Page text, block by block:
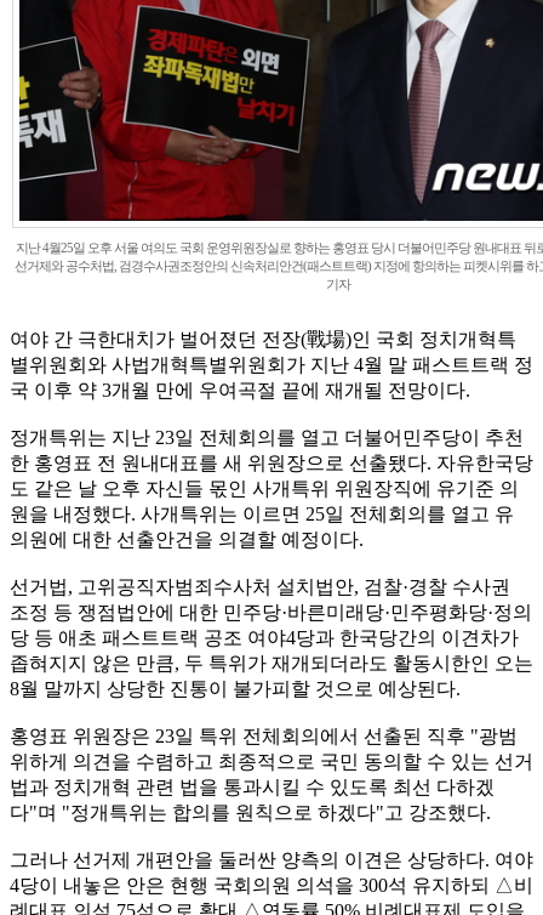
지난 4월25일 오후 서울 여의도 국회 운영위원장실로 향하는 홍영표 당시 더불어민주당 원내대표 뒤
선거제와 공수처법, 검경수사권조정안의 신속처리안건(패스트트랙) 지정에 항의하는 피켓시위를 하
기자
여야 간 극한대치가 벌어졌던 전장(戰場)인 국회 정치개혁특
별위원회와 사법개혁특별위원회가 지난 4월 말 패스트트랙 정
국 이후 약 3개월 만에 우여곡절 끝에 재개될 전망이다.
정개특위는 지난 23일 전체회의를 열고 더불어민주당이 추천
한 홍영표 전 원내대표를 새 위원장으로 선출됐다. 자유한국당
도 같은 날 오후 자신들 몫인 사개특위 위원장직에 유기준 의
원을 내정했다. 사개특위는 이르면 25일 전체회의를 열고 유
의원에 대한 선출안건을 의결할 예정이다.
선거법, 고위공직자범죄수사처 설치법안, 검찰·경찰 수사권
조정 등 쟁점법안에 대한 민주당·바른미래당·민주평화당·정의
당 등 애초 패스트트랙 공조 여야4당과 한국당간의 이견차가
좁혀지지 않은 만큼, 두 특위가 재개되더라도 활동시한인 오는
8월 말까지 상당한 진통이 불가피할 것으로 예상된다.
홍영표 위원장은 23일 특위 전체회의에서 선출된 직후 "광범
위하게 의견을 수렴하고 최종적으로 국민 동의할 수 있는 선거
법과 정치개혁 관련 법을 통과시킬 수 있도록 최선 다하겠
다"며 "정개특위는 합의를 원칙으로 하겠다"고 강조했다.
그러나 선거제 개편안을 둘러싼 양측의 이견은 상당하다. 여야
4당이 내놓은 안은 현행 국회의원 의석을 300석 유지하되 △비